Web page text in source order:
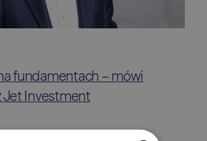
fundamentach – mówi
Jet Investment